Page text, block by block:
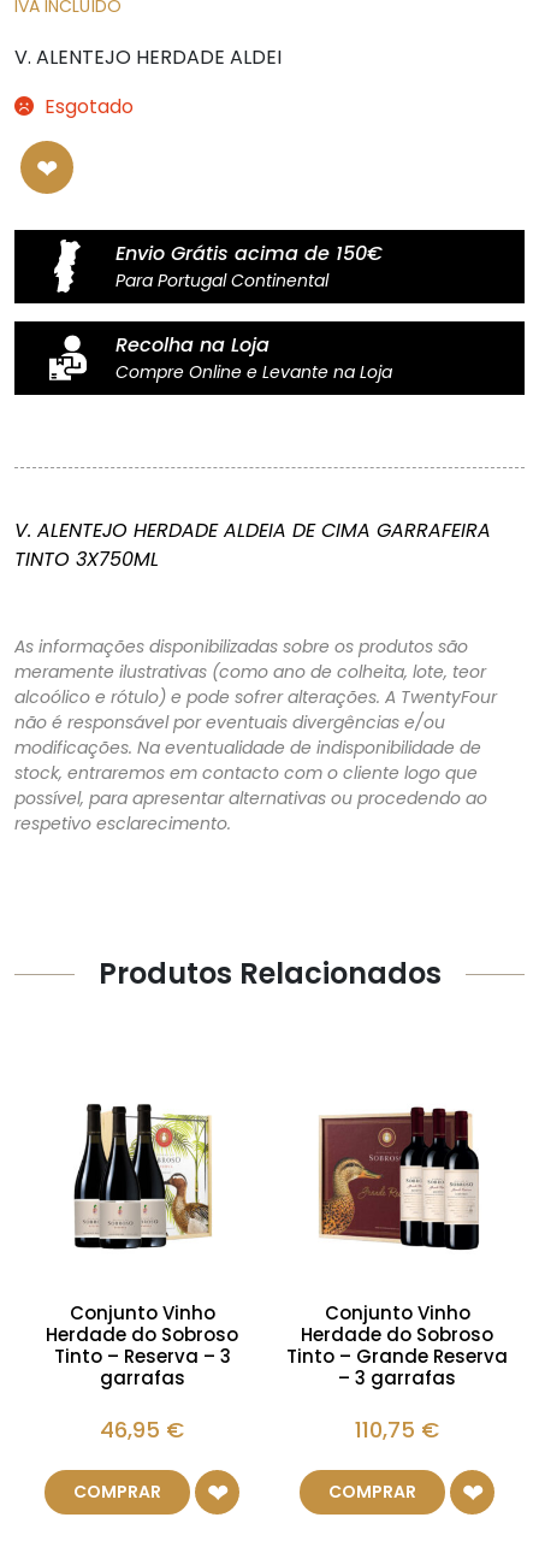
IVA INCLUÍDO
V. ALENTEJO HERDADE ALDEI
Esgotado
Envio Grátis acima de 150€
Para Portugal Continental
Recolha na Loja
Compre Online e Levante na Loja
V. ALENTEJO HERDADE ALDEIA DE CIMA GARRAFEIRA
TINTO 3X750ML
As informações disponibilizadas sobre os produtos são
meramente ilustrativas (como ano de colheita, lote, teor
alcoólico e rótulo) e pode sofrer alterações. A TwentyFour
não é responsável por eventuais divergências e/ou
modificações. Na eventualidade de indisponibilidade de
stock, entraremos em contacto com o cliente logo que
possível, para apresentar alternativas ou procedendo ao
respetivo esclarecimento.
Produtos Relacionados
Conjunto Vinho
Herdade do Sobroso
Tinto – Reserva – 3
garrafas
46,95 €
COMPRAR
Conjunto Vinho
Herdade do Sobroso
Tinto – Grande Reserva
– 3 garrafas
110,75 €
COMPRAR